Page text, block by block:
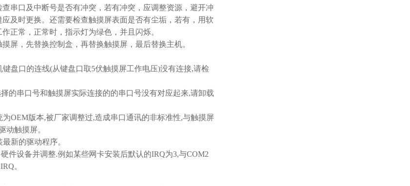
口及中断号是否有冲突，若有冲突，应调整资源，避开冲
及时更换。还需要检查触摸屏表面是否有尘垢，若有，用软
正常，正常时，指示灯为绿色，并且闪烁。
，先替换控制盒，再替换触摸屏，最后替换主机。
口的连线(从键盘口取5伏触摸屏工作电压)没有连接,请检
串口号和触摸屏实际连接的的串口号没有对应起来,请卸载
版本,被厂家调整过,造成串口通讯的非标准性,与触摸屏
动触摸屏。
新的驱动程序。
设备并调整.例如某些网卡安装后默认的IRQ为3,与COM2
。